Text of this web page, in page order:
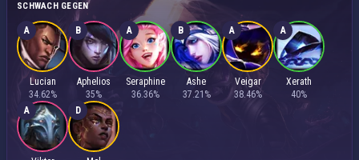
SCHWACH GEGEN
A
Lucian
34.62%
B
Aphelios
35%
A
Seraphine
36.36%
B
Ashe
37.21%
A
Veigar
38.46%
A
Xerath
40%
A
D